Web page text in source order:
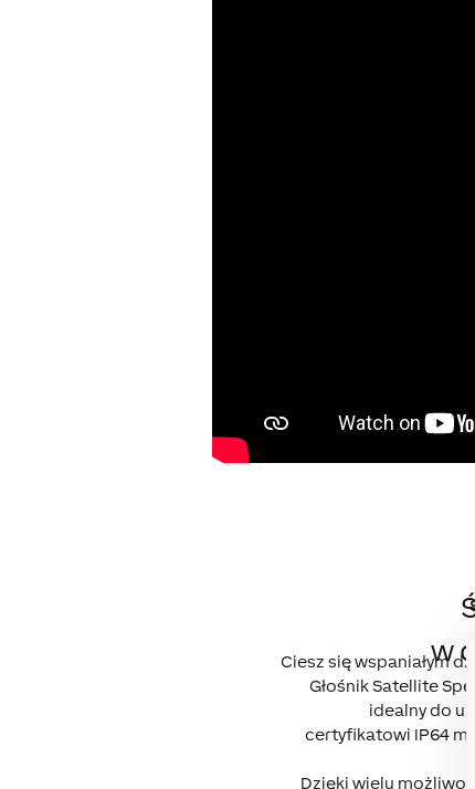
w
Ciesz się wspaniałym
Głośnik Satellite
idealny do
certyfikatowi IP64
Dzięki wielu